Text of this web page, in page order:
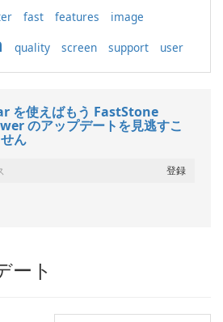
fast features image
quality screen support user
を使えばもう FastStone
のアップデートを見逃すこ
ん
ート